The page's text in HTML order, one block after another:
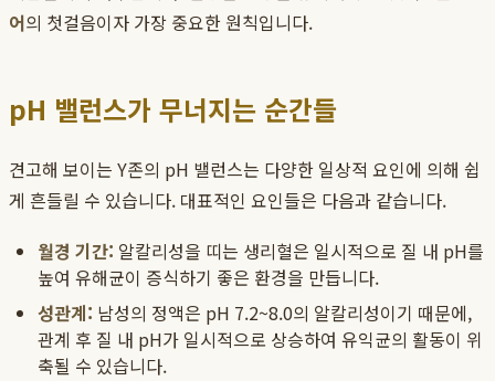
어의 첫걸음이자 가장 중요한 원칙입니다.
pH 밸런스가 무너지는 순간들
견고해 보이는 Y존의 pH 밸런스는 다양한 일상적 요인에 의해 쉽
게 흔들릴 수 있습니다. 대표적인 요인들은 다음과 같습니다.
월경 기간: 알칼리성을 띠는 생리혈은 일시적으로 질 내 pH를
높여 유해균이 증식하기 좋은 환경을 만듭니다.
성관계: 남성의 정액은 pH 7.2~8.0의 알칼리성이기 때문에,
관계 후 질 내 pH가 일시적으로 상승하여 유익균의 활동이 위
축될 수 있습니다.